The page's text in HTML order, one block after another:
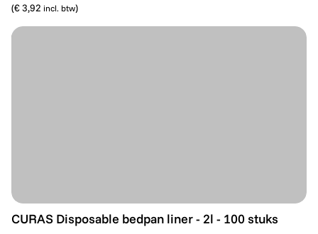
(€ 3,92 incl. btw)
CURAS Disposable bedpan liner - 2l - 100 stuks
CURAS Disposable bedpan liner - 2l - 100 stuks